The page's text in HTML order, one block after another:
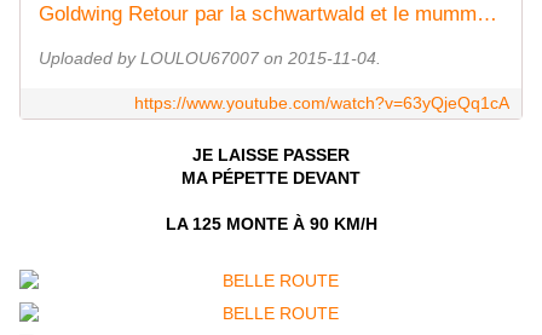
Goldwing Retour par la schwartwald et le mummelsee 1
Uploaded by LOULOU67007 on 2015-11-04.
https://www.youtube.com/watch?v=63yQjeQq1cA
JE LAISSE PASSER
MA PÉPETTE DEVANT
LA 125 MONTE À 90 KM/H